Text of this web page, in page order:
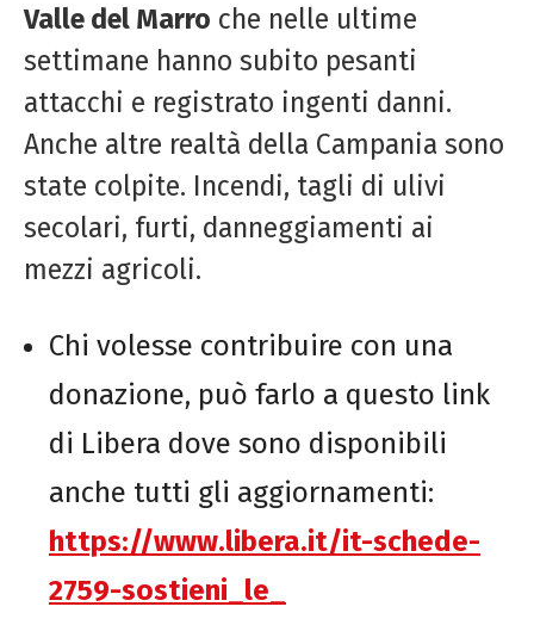
Valle del Marro che nelle ultime
settimane hanno subito pesanti
attacchi e registrato ingenti danni.
Anche altre realtà della Campania sono
state colpite. Incendi, tagli di ulivi
secolari, furti, danneggiamenti ai
mezzi agricoli.
Chi volesse contribuire con una
donazione, può farlo a questo link
di Libera dove sono disponibili
anche tutti gli aggiornamenti:
https://www.libera.it/it-schede-
2759-sostieni_le_